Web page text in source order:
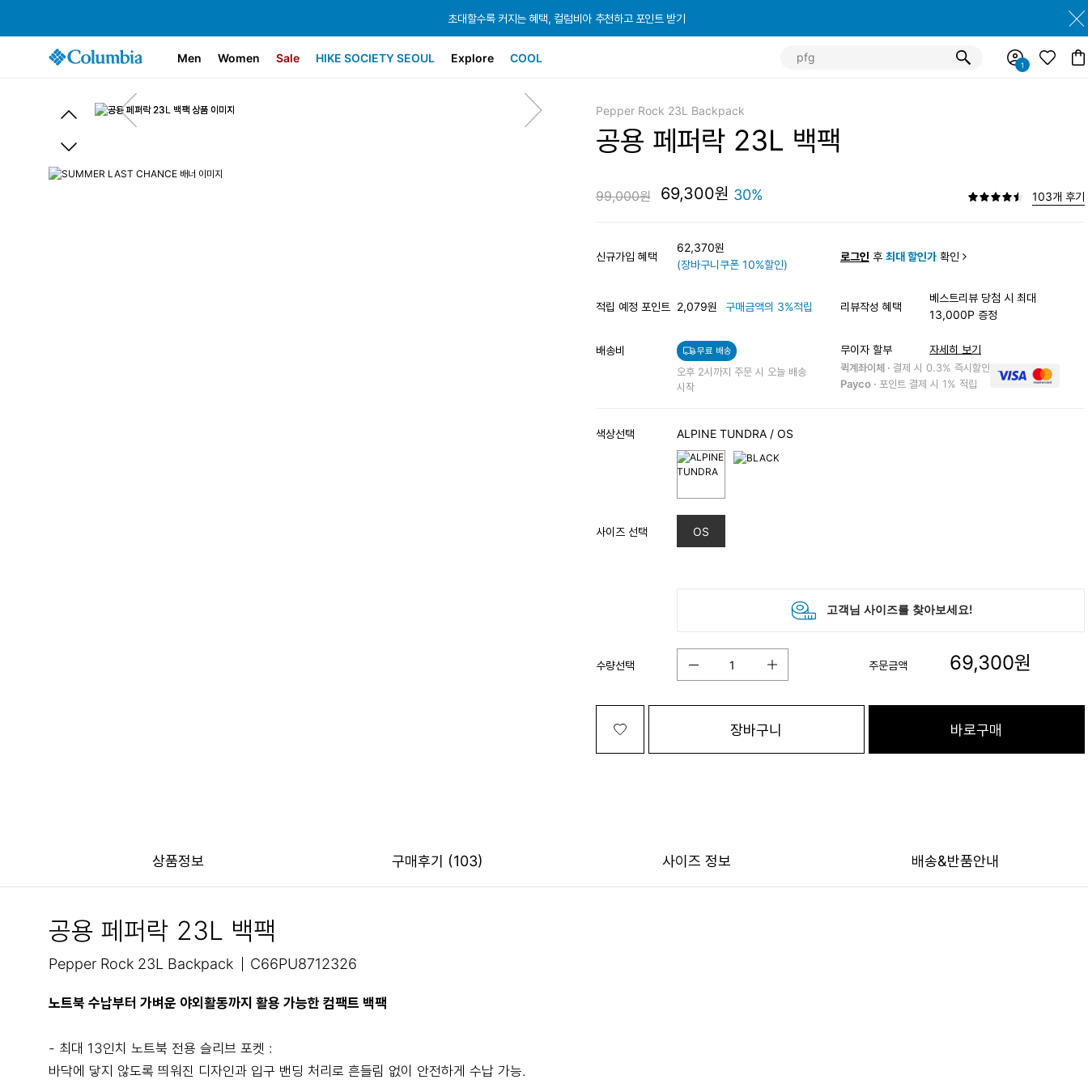
초대할수록 커지는 혜택, 컬럼비아 추천하고 포인트 받기
초대할수록 커지는 혜택, 컬럼비아 추천하고 포인트 받기
초대할수록 커지는 혜택, 컬럼비아 추천하고 포인트 받기
Men Women Sale HIKE SOCIETY SEOUL Explore COOL
Pepper Rock 23L Backpack
공용 페퍼락 23L 백팩
99,000원 69,300원 30% 103개 후기
신규가입 혜택
62,370원
(장바구니쿠폰 10%할인)
로그인 후 최대 할인가확인
적립 예정 포인트 2,079원 구매금액의 3%적립 리뷰작성 혜택
베스트리뷰 당첨 시 최대
13,000P 증정
배송비 무료 배송
오후 2시까지 주문 시 오늘 배송
시작
무이자 할부 자세히 보기
퀵계좌이체 · 결제 시 0.3% 즉시할인
Payco · 포인트 결제 시 1% 적립
색상선택 ALPINE TUNDRA/ OS
사이즈 선택 OS
수량선택 주문금액 69,300원
장바구니 바로구매
상품정보 구매후기 (103) 사이즈 정보 배송&반품안내
공용 페퍼락 23L 백팩
Pepper Rock 23L Backpack C66PU8712326
노트북 수납부터 가벼운 야외활동까지 활용 가능한 컴팩트 백팩
- 최대 13인치 노트북 전용 슬리브 포켓 :
바닥에 닿지 않도록 띄워진 디자인과 입구 밴딩 처리로 흔들림 없이 안전하게 수납 가능.